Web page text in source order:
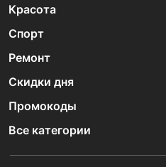
Красота
Спорт
Ремонт
Скидки дня
Промокоды
Все категории